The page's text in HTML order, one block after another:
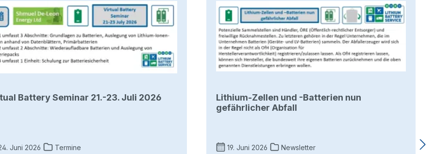
Battery Seminar 21.-23. Juli 2026
Juni 2026 Termine
Lithium-Zellen und -Batterien nun
gefährlicher Abfall
19. Juni 2026 Newsletter